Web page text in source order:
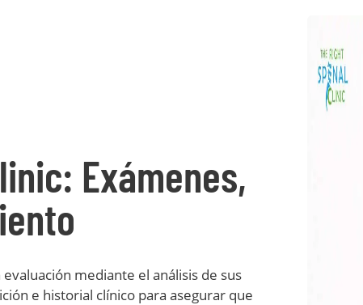
Exámenes,
mediante el análisis de sus
e historial clínico para asegurar que